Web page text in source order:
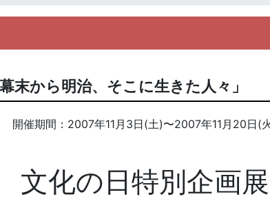
末から明治、そこに生きた人々」
開催期間： 2007年11月3日(土)〜2007年11月20日(
化の日特別企画展